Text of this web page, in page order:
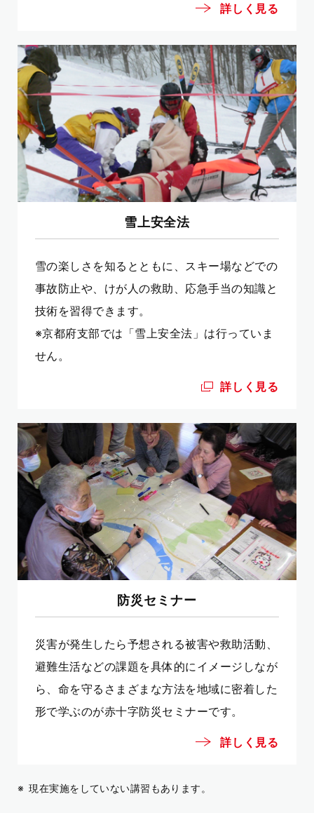
詳しく見る
雪上安全法
雪の楽しさを知るとともに、スキー場などでの
事故防止や、けが人の救助、応急手当の知識と
技術を習得できます。
※京都府支部では「雪上安全法」は行っていま
せん。
詳しく見る
防災セミナー
災害が発生したら予想される被害や救助活動、
避難生活などの課題を具体的にイメージしなが
ら、命を守るさまざまな方法を地域に密着した
形で学ぶのが赤十字防災セミナーです。
詳しく見る
現在実施をしていない講習もあります。